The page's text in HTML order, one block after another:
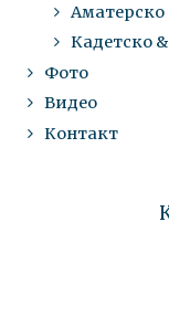
Аматерско
Кадетско
Фото
Видео
Контакт